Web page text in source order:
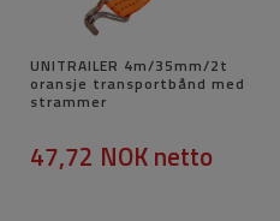
UNITRAILER 4m/35mm/2t
oransje transportbånd med
strammer
47,72 NOKnetto